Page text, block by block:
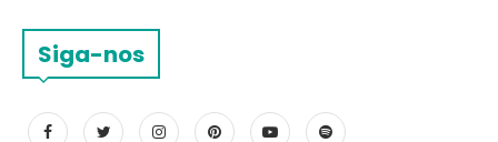
Siga-nos